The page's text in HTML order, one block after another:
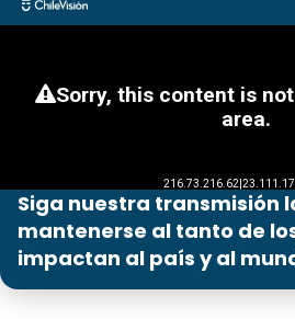
Siga nuestra transmisión
mantenerse al tanto de
impactan al país y al
Programas